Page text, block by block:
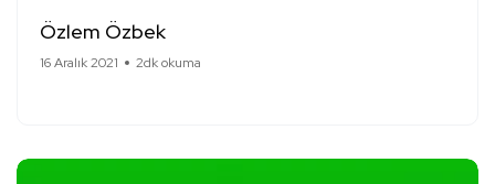
Özlem Özbek
16 Aralık 2021 2dk okuma